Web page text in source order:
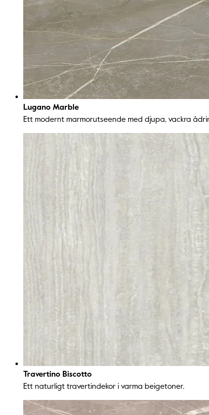
Lugano Marble
Ett modernt marmorutseende med djupa, vackra
Travertino Biscotto
Ett naturligt travertindekor i varma beigeton­er.